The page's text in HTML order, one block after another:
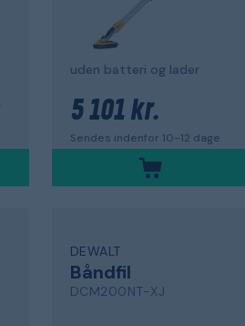
uden batteri og lader
5 101 kr.
Sendes indenfor 10-12 dage
DEWALT
Båndfil
DCM200NT-XJ